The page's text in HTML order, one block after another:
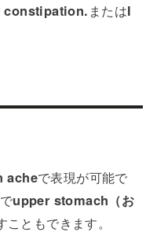
constipation. またはI
acheで表現が可能で
upper stomach（お
ともできます。